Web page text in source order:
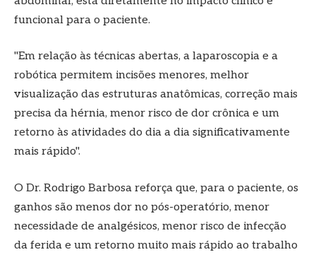
funcional para o paciente.
"Em relação às técnicas abertas, a laparoscopia e a
robótica permitem incisões menores, melhor
visualização das estruturas anatômicas, correção mais
precisa da hérnia, menor risco de dor crônica e um
retorno às atividades do dia a dia significativamente
mais rápido".
O Dr. Rodrigo Barbosa reforça que, para o paciente, os
ganhos são menos dor no pós-operatório, menor
necessidade de analgésicos, menor risco de infecção
da ferida e um retorno muito mais rápido ao trabalho